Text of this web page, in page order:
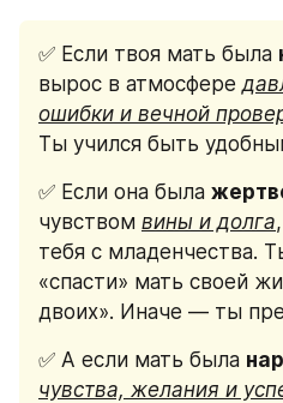
✅ Если твоя мать была
вырос в атмосфере
ошибки и вечной
Ты учился быть
✅ Если она была
чувством вины и долга
тебя с младенчества.
«спасти» мать своей
двоих». Иначе — ты
✅ А если мать была
чувства, желания и